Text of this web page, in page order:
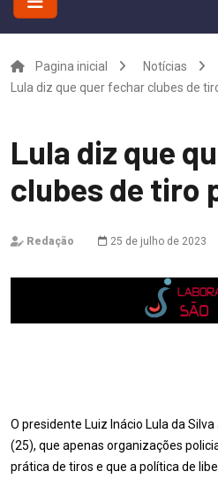
Pagina inicial Notícias
Lula diz que quer fechar clubes de
Lula diz que
clubes de tiro
Redação 25 de julho de 2023
O presidente Luiz Inácio Lula da
(25), que apenas organizações
prática de tiros e que a política de